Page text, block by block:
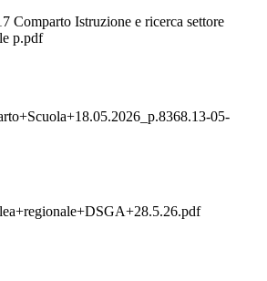
Comparto Istruzione e ricerca settore
p.pdf
05-